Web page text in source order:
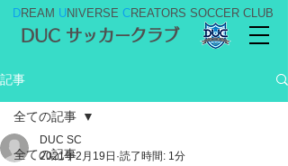
DREAM UNIVERSE CREATORS SOCCER CLUB
DUC サッカークラブ
記事
全ての記事
全ての記事
DUC SC
2021年2月19日 読了時間: 1分